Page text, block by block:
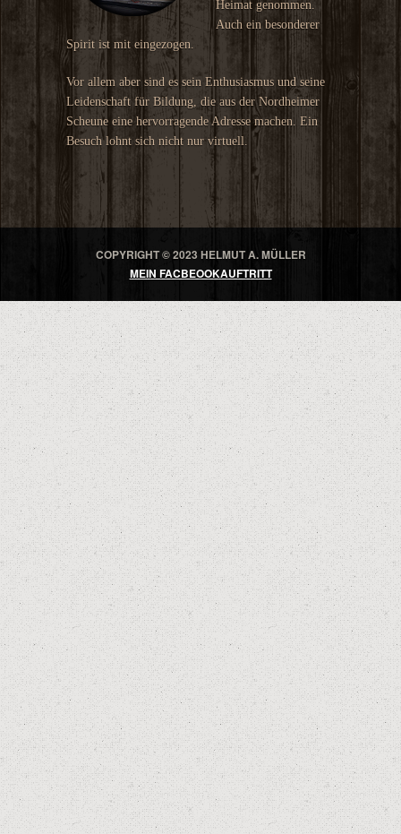
Heimat genommen.
Auch ein besonderer
Spirit ist mit eingezogen.
Vor allem aber sind es sein Enthusiasmus und seine
Leidenschaft für Bildung, die aus der Nordheimer
Scheune eine hervorragende Adresse machen. Ein
Besuch lohnt sich nicht nur virtuell.
COPYRIGHT © 2023 HELMUT A. MÜLLER
MEIN FACBEOOKAUFTRITT